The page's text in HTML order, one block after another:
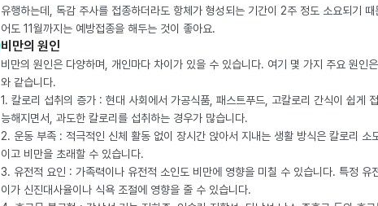
유행하는데, 독감 주사를 접종하더라도 항체가 형성되는 기간이 2주 정도 소요되기 때
어도 11월까지는 예방접종을 해두는 것이 좋아요.
비만의 원인
비만의 원인은 다양하며, 개인마다 차이가 있을 수 있습니다. 여기 몇 가지 주요 원인
와 같습니다.
1. 칼로리 섭취의 증가 : 현대 사회에서 가공식품, 패스트푸드, 고칼로리 간식이 쉽게
능해지면서, 과도한 칼로리를 섭취하는 경우가 많습니다.
2. 운동 부족 : 적극적인 신체 활동 없이 장시간 앉아서 지내는 생활 방식은 칼로리 소
이고 비만을 초래할 수 있습니다.
3. 유전적 요인 : 가족력이나 유전적 소인도 비만에 영향을 미칠 수 있습니다. 특정 유
이가 신진대사율이나 식욕 조절에 영향을 줄 수 있습니다.